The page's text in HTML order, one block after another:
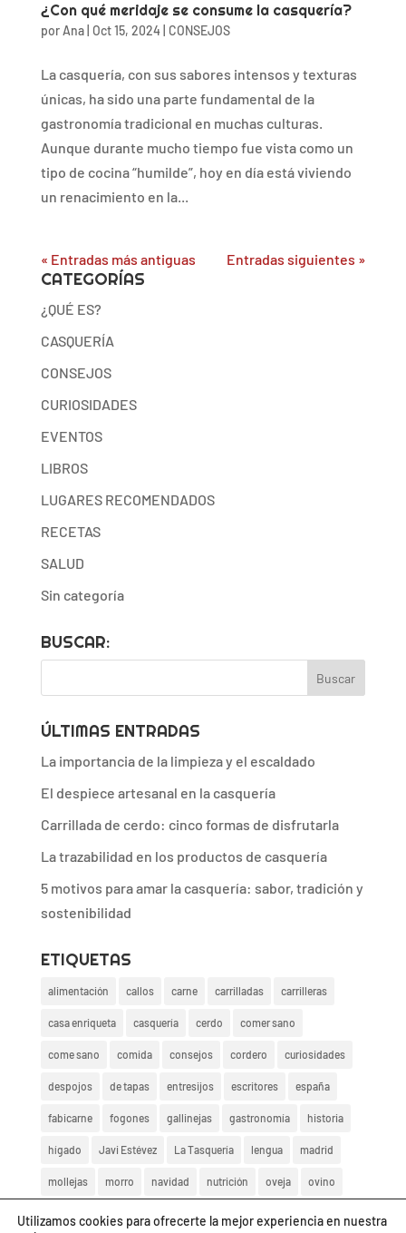
¿Con qué meridaje se consume la casquería?
porAna| Oct 15, 2024| CONSEJOS
La casquería, con sus sabores intensos y texturas
únicas, ha sido una parte fundamental de la
gastronomía tradicional en muchas culturas.
Aunque durante mucho tiempo fue vista como un
tipo de cocina “humilde”, hoy en día está viviendo
un renacimiento en la...
« Entradas más antiguas Entradas siguientes »
CATEGORÍAS
¿QUÉ ES?
CASQUERÍA
CONSEJOS
CURIOSIDADES
EVENTOS
LIBROS
LUGARES RECOMENDADOS
RECETAS
SALUD
Sin categoría
BUSCAR:
ÚLTIMAS ENTRADAS
La importancia de la limpieza y el escaldado
El despiece artesanal en la casquería
Carrillada de cerdo: cinco formas de disfrutarla
La trazabilidad en los productos de casquería
5 motivos para amar la casquería: sabor, tradición y
sostenibilidad
ETIQUETAS
alimentación callos carne carrilladas carrilleras
casa enriqueta casquería cerdo comer sano
come sano comida consejos cordero curiosidades
despojos de tapas entresijos escritores españa
fabicarne fogones gallinejas gastronomía historia
hígado Javi Estévez La Tasquería lengua madrid
mollejas morro navidad nutrición oveja ovino
rabo de toro salud saludable tapas
Utilizamos cookies para ofrecerte la mejor experiencia en nuestra